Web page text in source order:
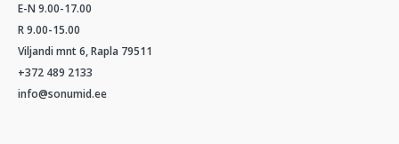
E-N 9.00-17.00
R 9.00-15.00
Viljandi mnt 6, Rapla 79511
+372 489 2133
info@sonumid.ee